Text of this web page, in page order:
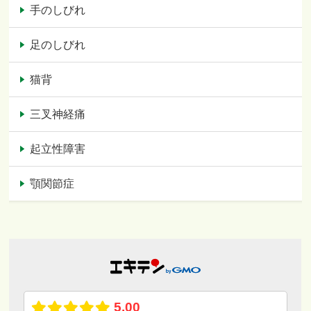
手のしびれ
足のしびれ
猫背
三叉神経痛
起立性障害
顎関節症